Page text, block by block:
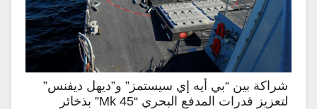
شراكة بين “بي أيه إي سيستمز” و”ديهل ديفنس”
لتعزيز قدرات المدفع البحري “Mk 45” بذخائر